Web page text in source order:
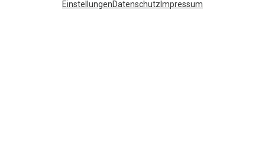
EinstellungenDatenschutz Impressum